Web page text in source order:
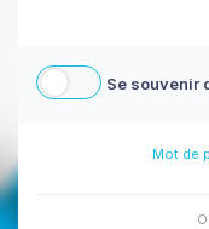
Se souvenir
Mot de